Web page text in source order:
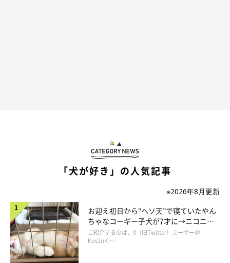
寝る犬です。よその人が大好き。
「犬が好き」の人気記事
※2026年8月更新
お迎え初日から“ヘソ天”で寝ていたやん
ちゃなコーギー子犬が7才に→ニコニ
コ“コーギースマイル”が魅力のコに成
長！
ご紹介するのは、X（旧Twitter）ユーザー＠
Kus1oK …